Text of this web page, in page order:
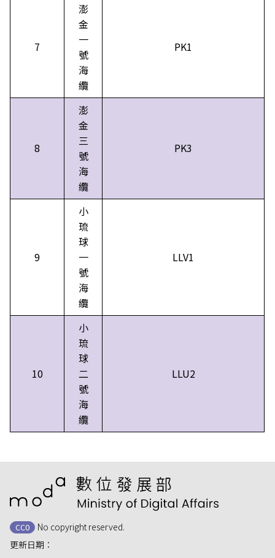
7
澎
金
一
號
海
纜
PK1
8
澎
金
三
號
海
纜
PK3
9
小
琉
球
一
號
海
纜
LLV1
10
小
琉
球
二
號
海
纜
LLU2
CC0
No copyright reserved.
更新日期：